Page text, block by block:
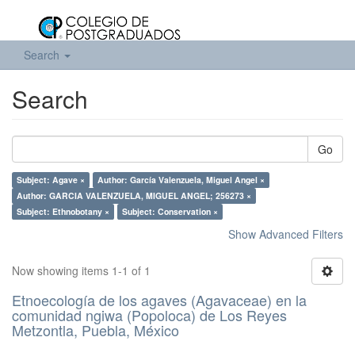
Search
Search
Go
Subject: Agave ×
Author: García Valenzuela, Miguel Angel ×
Author: GARCIA VALENZUELA, MIGUEL ANGEL; 256273 ×
Subject: Ethnobotany ×
Subject: Conservation ×
Show Advanced Filters
Now showing items 1-1 of 1
Etnoecología de los agaves (Agavaceae) en la
comunidad ngiwa (Popoloca) de Los Reyes
Metzontla, Puebla, México